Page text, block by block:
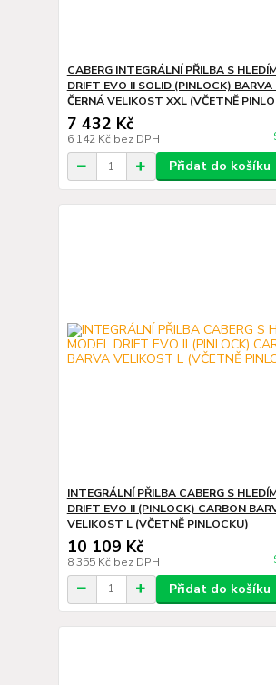
CABERG INTEGRÁLNÍ PŘILBA S
DRIFT EVO II SOLID (PINLOCK)
ČERNÁ VELIKOST XXL (VČETNĚ
7 432 Kč
6 142 Kč bez DPH
Přidat do košíku
INTEGRÁLNÍ PŘILBA CABERG S
DRIFT EVO II (PINLOCK) CARBON
VELIKOST L (VČETNĚ PINLOCKU)
10 109 Kč
8 355 Kč bez DPH
Přidat do košíku